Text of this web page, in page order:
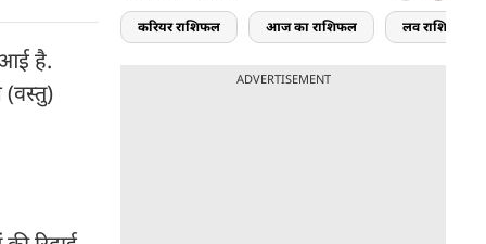
है.
(वस्तु)
करियर राशिफल आज का राशिफल लव राशिफल
ADVERTISEMENT